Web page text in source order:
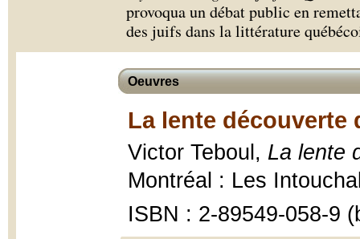
provoqua un débat public en
des juifs dans la littérature
Oeuvres
La lente découverte
Victor Teboul, La lente
Montréal : Les
ISBN : 2-89549-058-9